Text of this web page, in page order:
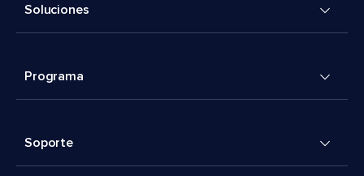
Soluciones
Programa
Soporte